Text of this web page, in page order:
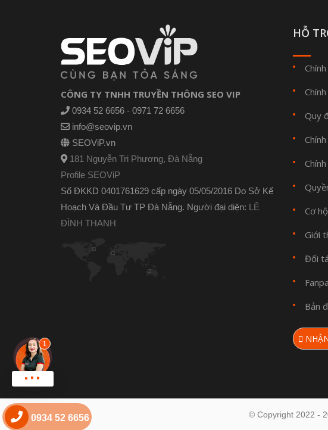
CÔNG TY TNHH TRUYỀN THÔNG SEO VIP
0934 52 6656 - 0971 72 6656
info@seovip.vn
SEOViP.vn
181 Nguyễn Tri Phương, Đà Nẵng
Profile SEOViP
Số ĐKKD 0401761629 cấp ngày 05/05/2016 Do Sở Kế
Hoạch Và Đầu Tư TP Đà Nẵng. Người đại diện: LÊ
ĐÌNH THANH
HỖ
Quy
Cơ
Giới
Đối
Bản
© Copyright 2022 -
0934 52 6656